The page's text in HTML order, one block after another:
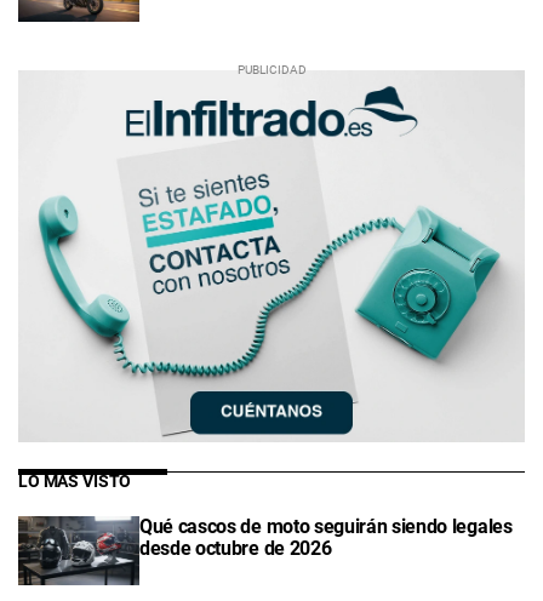
LO MÁS VISTO
Qué cascos de moto seguirán siendo legales
desde octubre de 2026